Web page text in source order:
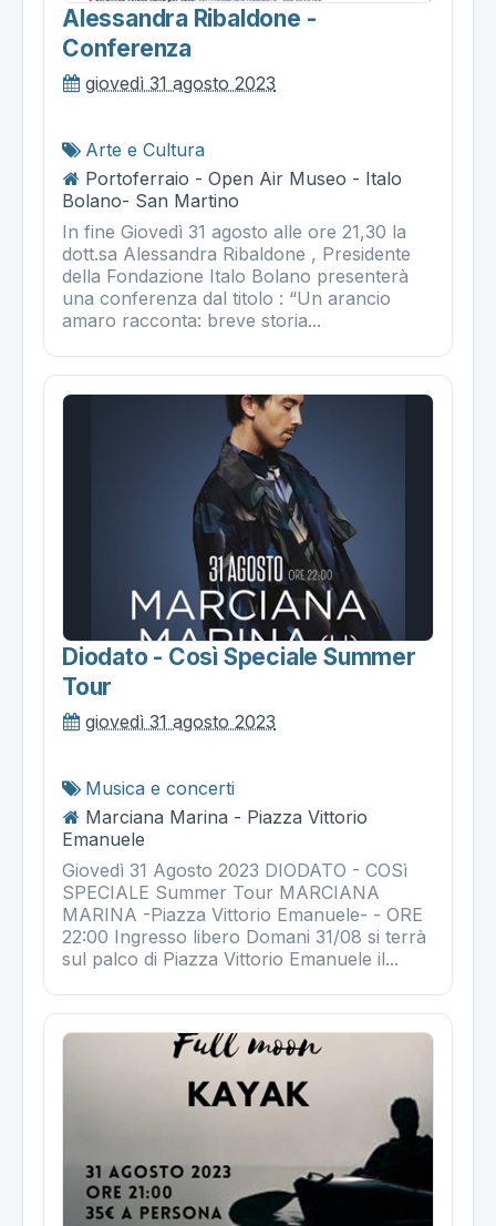
Alessandra Ribaldone -
Conferenza
giovedì 31 agosto 2023
Arte e Cultura
Portoferraio - Open Air Museo - Italo
Bolano- San Martino
In fine Giovedì 31 agosto alle ore 21,30 la
dott.sa Alessandra Ribaldone , Presidente
della Fondazione Italo Bolano presenterà
una conferenza dal titolo : “Un arancio
amaro racconta: breve storia...
Diodato - Così Speciale Summer
Tour
giovedì 31 agosto 2023
Musica e concerti
Marciana Marina - Piazza Vittorio
Emanuele
Giovedì 31 Agosto 2023 DIODATO - COSì
SPECIALE Summer Tour MARCIANA
MARINA -Piazza Vittorio Emanuele- - ORE
22:00 Ingresso libero Domani 31/08 si terrà
sul palco di Piazza Vittorio Emanuele il...